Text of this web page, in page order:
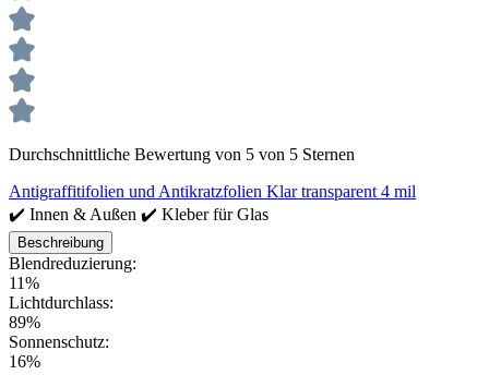
Durchschnittliche Bewertung von 5 von 5 Sternen
Antigraffitifolien und Antikratzfolien Klar transparent 4 mil
✔️ Innen & Außen ✔️ Kleber für Glas
Beschreibung
Blendreduzierung:
11%
Lichtdurchlass:
89%
Sonnenschutz:
16%